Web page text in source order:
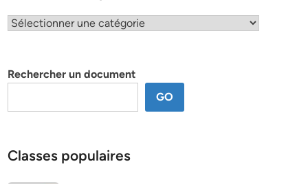
Classification
Rechercher un document
GO
Classes populaires